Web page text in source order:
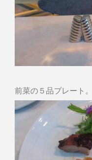
前菜の５品プレート。